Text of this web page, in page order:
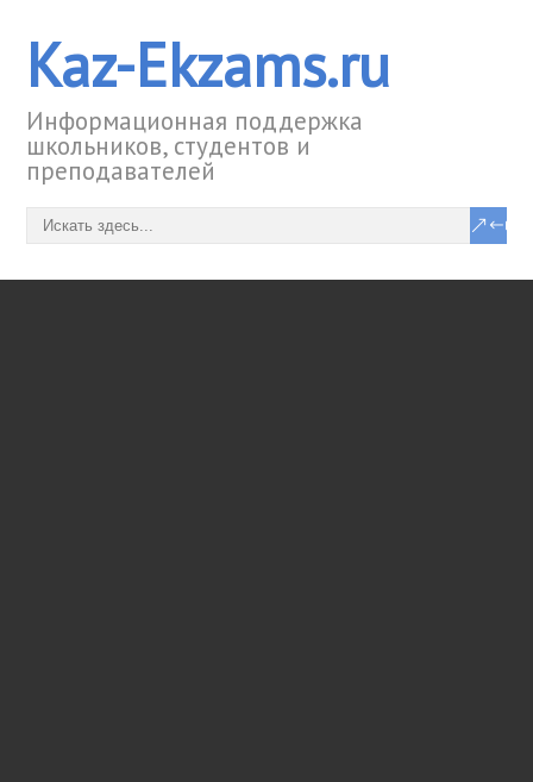
Kaz-Ekzams.ru
Информационная поддержка
школьников, студентов и
преподавателей